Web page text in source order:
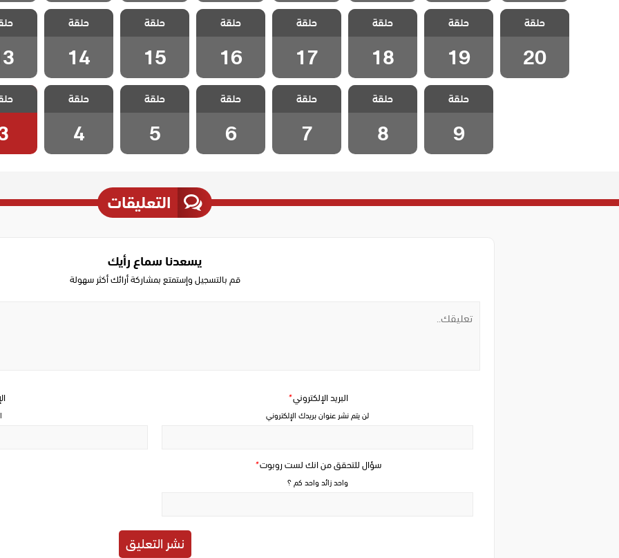
مسلسل السجين
الحلقة 20
حلقة
20
مسلسل السجين
الحلقة 19
حلقة
19
مسلسل السجين
الحلقة 18
حلقة
18
مسلسل السجين
الحلقة 17
حلقة
17
مسلسل السجين
الحلقة 16
حلقة
16
مسلسل السجين
الحلقة 15
حلقة
15
مسلسل السجين
الحلقة 14
حلقة
14
مسلسل
مسلسل السجين
الحلقة 9
حلقة
9
مسلسل السجين
الحلقة 8
حلقة
8
مسلسل السجين
الحلقة 7
حلقة
7
مسلسل السجين
الحلقة 6
حلقة
6
مسلسل السجين
الحلقة 5
حلقة
5
مسلسل السجين
الحلقة 4
حلقة
4
مسلسل
التعليقات
يسعدنا سماع رأيك
قم بالتسجيل وإستمتع بمشاركة أرائك أكثر سهولة
سؤال للتحقق من انك لست روبوت*
واحد زائد واحد كم ؟
البريد الإلكتروني*
لن يتم نشر عنوان بريدك الإلكتروني